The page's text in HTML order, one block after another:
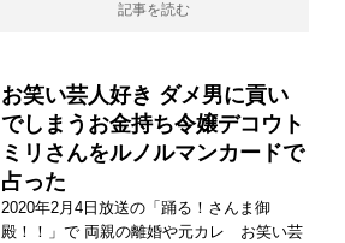
記事を読む
お笑い芸人好き ダメ男に貢い
でしまうお金持ち令嬢デコウト
ミリさんをルノルマンカードで
占った
2020年2月4日放送の「踊る！さんま御
殿！！」で 両親の離婚や元カレ お笑い芸